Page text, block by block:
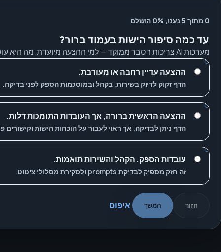
0 מתוך 5 נענו, 0% הושלם
עד כמה סיפור הישות בעמוד ברור?
מערכות AI צריכות הסבר ממוקד — למי ההצעה מיועדת, מה היא עושה ולמה היא אמינה.
ההצעה עדיין רחבה או מעורבת.
הדף זקוק לדיוק בשירות, בקהל ובמוסכמות הספק לפני בדיקה.
ההצעה הראשית ברורה, אך העובדות התומכות דלות.
הדף ניתן לבדיקה, אך ראוי לעבור על הוכחות הישות וקישורים
עובדות הספק, הקהל והשירות תואמות.
זה חזק מספיק לבדיקת prompts ולסקירת מסלולי ציטוט.
חזור המשך איפוס